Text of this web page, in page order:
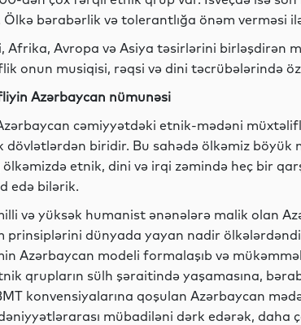
bərabərlik və tolerantlığa önəm verməsi ilə
Afrika, Avropa və Asiya təsirlərini birləşdirən
onun musiqisi, rəqsi və dini təcrübələrində
Azərbaycan nümunəsi
cəmiyyətdəki etnik-mədəni
dövlətlərdən biridir. Bu sahədə ölkəmiz böyük
etnik, dini və irqi zəmində heç bir
edə bilərik.
və yüksək humanist ənənələrə malik olan
dünyada yayan nadir
Azərbaycan modeli formalaşıb və
qrupların sülh şəraitində yaşamasına,
konvensiyalarına qoşulan Azərbaycan
mübadiləni dərk edərək, daha